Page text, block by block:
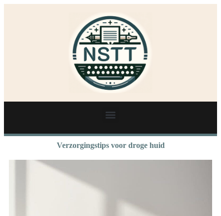
Verzorgingstips voor droge huid